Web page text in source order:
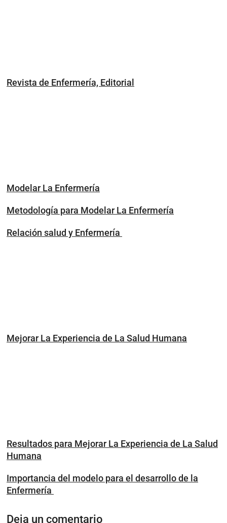
Revista de Enfermería, Editorial
Modelar La Enfermería
Metodología para Modelar La Enfermería
Relación salud y Enfermería
Mejorar La Experiencia de La Salud Humana
Resultados para Mejorar La Experiencia de La Salud
Humana
Importancia del modelo para el desarrollo de la
Enfermería
Deja un comentario